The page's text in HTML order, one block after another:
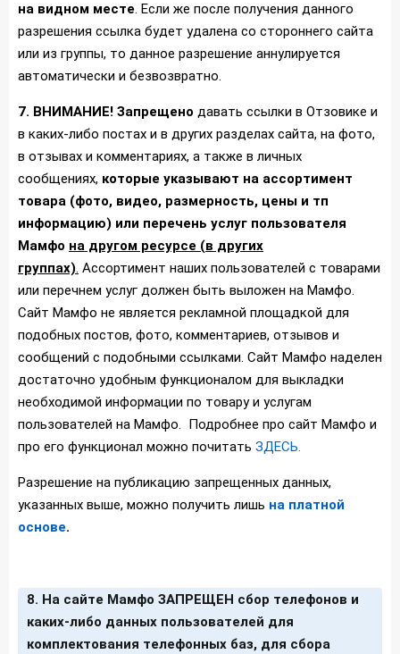
на видном месте. Если же после получения данного
разрешения ссылка будет удалена со стороннего сайта
или из группы, то данное разрешение аннулируется
автоматически и безвозвратно.
7. ВНИМАНИЕ! Запрещено давать ссылки в Отзовике и
в каких-либо постах и в других разделах сайта, на фото,
в отзывах и комментариях, а также в личных
сообщениях, которые указывают на ассортимент
товара (фото, видео, размерность, цены и тп
информацию) или перечень услуг пользователя
Мамфо на другом ресурсе (в других
группах). Ассортимент наших пользователей с товарами
или перечнем услуг должен быть выложен на Мамфо.
Сайт Мамфо не является рекламной площадкой для
подобных постов, фото, комментариев, отзывов и
сообщений с подобными ссылками. Сайт Мамфо наделен
достаточно удобным функционалом для выкладки
необходимой информации по товару и услугам
пользователей на Мамфо. Подробнее про сайт Мамфо и
про его функционал можно почитать ЗДЕСЬ.
Разрешение на публикацию запрещенных данных,
указанных выше, можно получить лишь на платной
основе.
8. На сайте Мамфо ЗАПРЕЩЕН сбор телефонов и
каких-либо данных пользователей для
комплектования телефонных баз, для сбора